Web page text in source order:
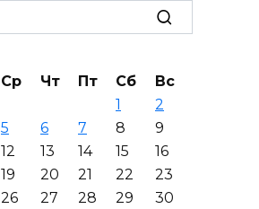
Ср Чт Пт Сб
Вс
1
2
5 6 7 8
9
12 13 14 15
16
19 20 21 22
23
26 27 28 29
30